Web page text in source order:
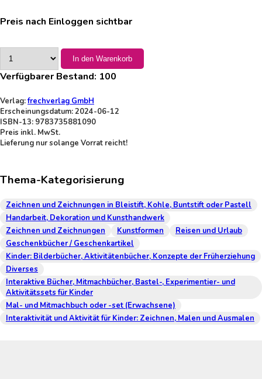
Preis nach Einloggen sichtbar
In den Warenkorb
Verfügbarer Bestand: 100
Verlag:frechverlag GmbH
Erscheinungsdatum: 2024-06-12
ISBN-13: 9783735881090
Preis inkl. MwSt.
Lieferung nur solange Vorrat reicht!
Thema-Kategorisierung
Zeichnen und Zeichnungen in Bleistift, Kohle, Buntstift oder Pastell
Handarbeit, Dekoration und Kunsthandwerk
Zeichnen und Zeichnungen
Kunstformen
Reisen und Urlaub
Geschenkbücher / Geschenkartikel
Kinder: Bilderbücher, Aktivitätenbücher, Konzepte der Früherziehung
Diverses
Interaktive Bücher, Mitmachbücher, Bastel-, Experimentier- und
Aktivitätssets für Kinder
Mal- und Mitmachbuch oder -set (Erwachsene)
Interaktivität und Aktivität für Kinder: Zeichnen, Malen und Ausmalen